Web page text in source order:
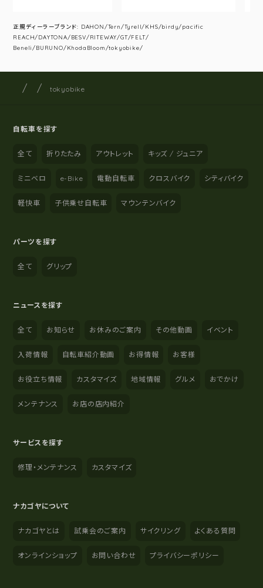
正規ディーラーブランド: DAHON/Tern/Tyrell/KHS/birdy/pacific
REACH/DAYTONA/BESV/RITEWAY/GT/FELT/
Beneli/BURUNO/KhodaBloom/tokyobike/
サイト内の現在地
サイクルショップナカゴヤ
tokyobike
自転車を探す
全て 折りたたみ アウトレット キッズ / ジュニア
ミニベロ e-Bike 電動自転車 クロスバイク シティバイク
軽快車 子供乗せ自転車 マウンテンバイク
パーツを探す
全て グリップ
ニュースを探す
全て お知らせ お休みのご案内 その他動画 イベント
入荷情報 自転車紹介動画 お得情報 お客様
お役立ち情報 カスタマイズ 地域情報 グルメ おでかけ
メンテナンス お店の店内紹介
サービスを探す
修理・メンテナンス カスタマイズ
ナカゴヤについて
ナカゴヤとは 試乗会のご案内 サイクリング よくある質問
オンラインショップ お問い合わせ プライバシーポリシー